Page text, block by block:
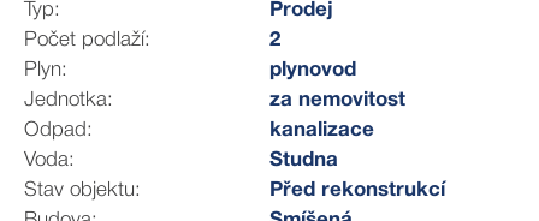
Dostupnost v okolí – Chrast (7 km), Luže (8 km),
Chroustovice (4 km), Hrochův Týnec (6 km), Pardubice
(25 km) a Hradec Králové (45 km). V okolí najdete
bohaté možnosti pro výlety – zámek Slatiňany,
rozhlednu Barborka nebo zříceninu hradu Lichnice.
V obci najdete základní občanskou vybavenost včetně:
• mateřská školka,
Typ:
Prodej
Počet podlaží:
2
Plyn:
plynovod
Jednotka:
za nemovitost
Odpad:
kanalizace
Voda:
Studna
Stav objektu:
Před rekonstrukcí